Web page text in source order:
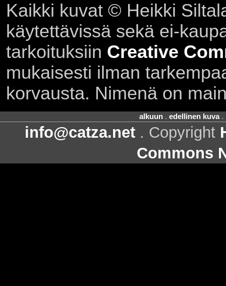
Kaikki kuvat © Heikki
käytettävissä sekä ei-
tarkoituksiin Creative
mukaisesti ilman
korvausta. Nimenä on
alkuun. edellinen kuva.
info@catza.net . Copyright
Commons